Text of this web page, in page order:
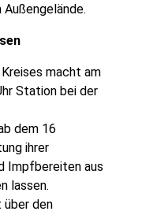
Außengelände.
macht am
Station bei der
dem 16
ihrer
Impfbereiten aus
lassen.
über den